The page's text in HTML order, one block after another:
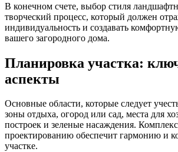
В конечном счете, выбор стиля
творческий процесс, который должен
индивидуальность и создавать
вашего загородного дома.
Планировка участка:
аспекты
Основные области, которые следует
зоны отдыха, огород или сад, места для
построек и зеленые насаждения.
проектированию обеспечит гармонию и
участке.